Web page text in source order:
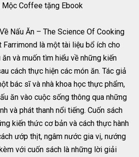
Mộc Coffee tặng Ebook
Nấu Ăn – The Science Of Cooking
Farrimond là một tài liệu bổ ích cho
và muốn tìm hiểu về những kiến
cách thực hiện các món ăn. Tác giả
bác sĩ và nhà khoa học thực phẩm,
ăn vào cuộc sống thông qua những
và phát thanh nổi tiếng. Cuốn sách
kiến thức cơ bản và cách thực hành
ướp thịt, ngâm nước gia vị, nướng
với cuốn sách là những lời giải